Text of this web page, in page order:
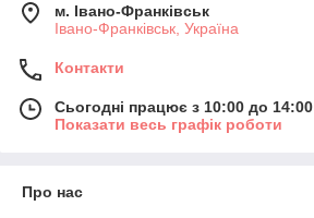
м. Івано-Франківськ
Івано-Франківськ, Україна
Контакти
Сьогодні працює з 10:00 до 14:00
Показати весь графік роботи
Про нас